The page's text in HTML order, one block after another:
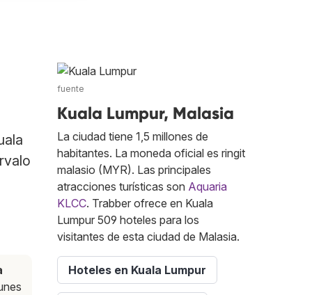
fuente
Kuala Lumpur, Malasia
La ciudad tiene 1,5 millones de
habitantes. La moneda oficial es ringit
malasio (MYR). Las principales
atracciones turísticas son Aquaria
KLCC. Trabber ofrece en Kuala
Lumpur 509 hoteles para los
visitantes de esta ciudad de Malasia.
Hoteles en Kuala Lumpur